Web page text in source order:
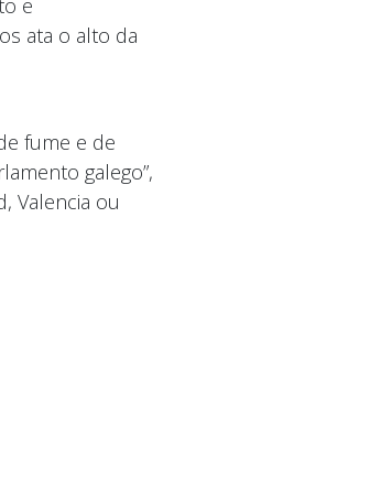
e
ata o alto da
fume e de
galego”,
Valencia ou